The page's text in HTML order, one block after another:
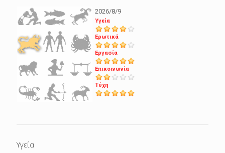
2026/8/9
Υγεία
Ερωτικά
Εργασία
Επικοινωνία
Τύχη
Υγεία